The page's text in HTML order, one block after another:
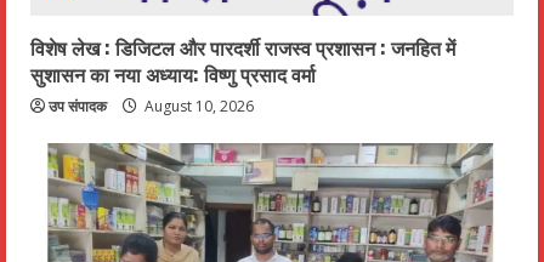
विशेष लेख : डिजिटल और पारदर्शी राजस्व प्रशासन : जनहित में
सुशासन का नया अध्याय: विष्णु प्रसाद वर्मा
उप संपादक August 10, 2026